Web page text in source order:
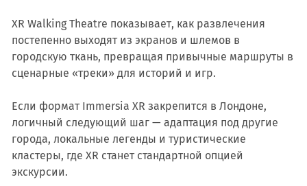
XR Walking Theatre показывает, как развлечения
постепенно выходят из экранов и шлемов в
городскую ткань, превращая привычные маршруты в
сценарные «треки» для историй и игр.
Если формат Immersia XR закрепится в Лондоне,
логичный следующий шаг — адаптация под другие
города, локальные легенды и туристические
кластеры, где XR станет стандартной опцией
экскурсии.